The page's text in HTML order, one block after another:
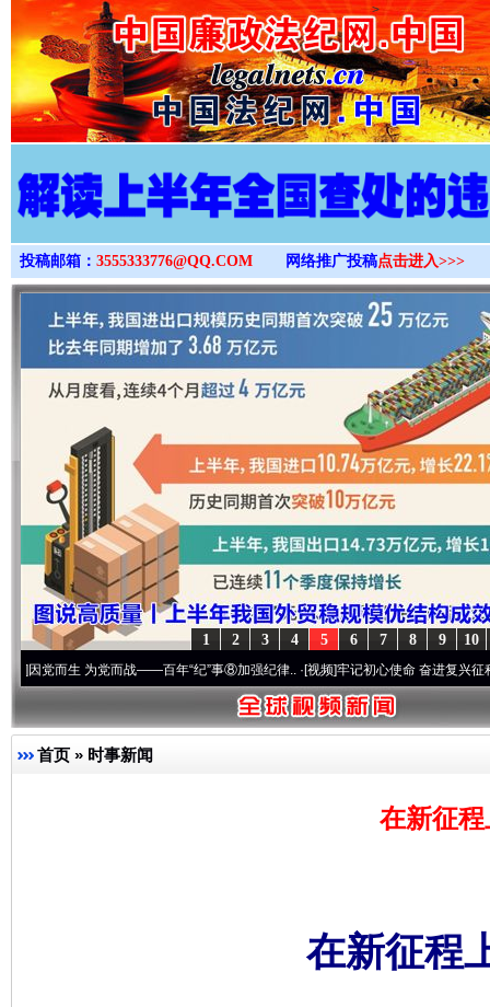
>
投稿邮箱： 3555333776@QQ.COM 网络推广投稿点击进入>>>
10
9
8
7
6
5
4
3
2
1
生 为党而战——百年“纪”事⑧加强纪律..·[视频]牢记初心使命 奋进复兴征程丨“转折之
首页 » 时事新闻
在新征
在新征程